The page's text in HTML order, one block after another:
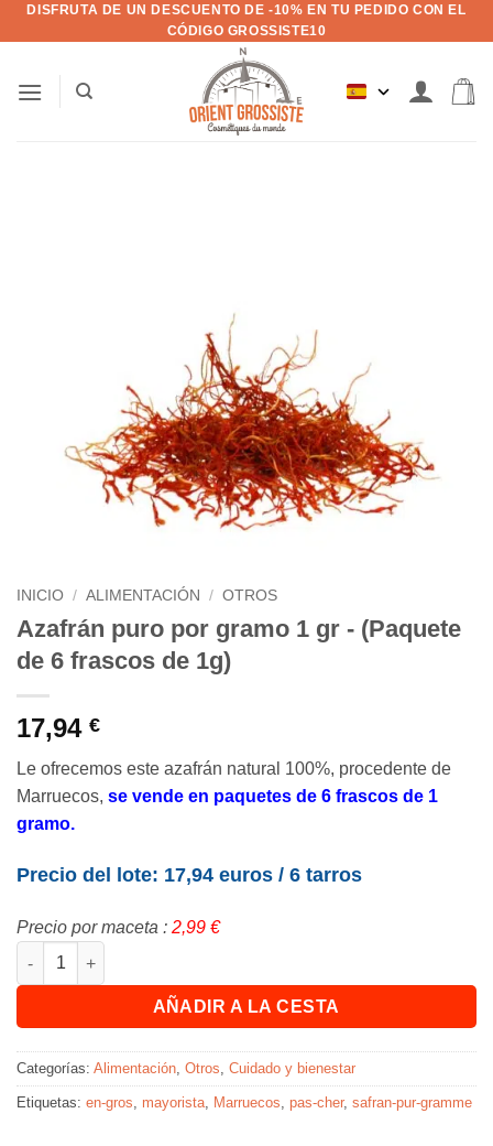
Saltar
al
DISFRUTA DE UN DESCUENTO DE -10% EN TU PEDIDO CON EL
CÓDIGO GROSSISTE10
INICIO / ALIMENTACIÓN / OTROS
Azafrán puro por gramo 1 gr - (Paquete
de 6 frascos de 1g)
17,94 €
Le ofrecemos este azafrán natural 100%, procedente de
Marruecos, se vende en paquetes de 6 frascos de 1
gramo.
Precio del lote: 17,94 euros / 6 tarros
Precio por maceta : 2,99 €
Cantidad Safran pur au gramme 1 gr - (Lot de 6 flacons de 1g)
AÑADIR A LA CESTA
Categorías: Alimentación, Otros, Cuidado y bienestar
Etiquetas: en-gros, mayorista, Marruecos, pas-cher, safran-pur-gramme